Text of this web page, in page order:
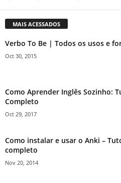
MAIS ACESSADOS
Verbo To Be | Todos os usos e
Oct 30, 2015
Como Aprender Inglês Sozinho:
Completo
Oct 29, 2017
Como instalar e usar o Anki –
completo
Nov 20, 2014